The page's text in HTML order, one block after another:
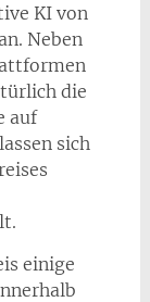
KI von
Neben
die
auf
sich
einige